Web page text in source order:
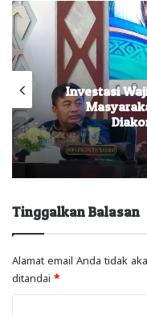
Investasi
Tinggalkan Balasan
Alamat email Anda tidak
ditandai *